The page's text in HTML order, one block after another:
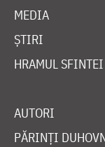
MEDIA
ȘTIRI
HRAMUL
AUTORI
PĂRINȚI